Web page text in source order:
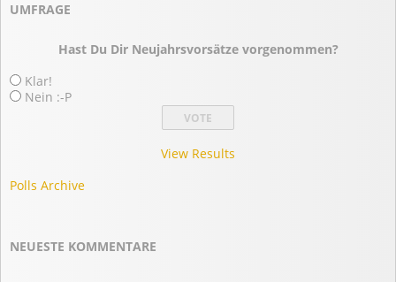
UMFRAGE
Hast Du Dir Neujahrsvorsätze vorgenommen?
Klar!
Nein :-P
View Results
Polls Archive
NEUESTE KOMMENTARE